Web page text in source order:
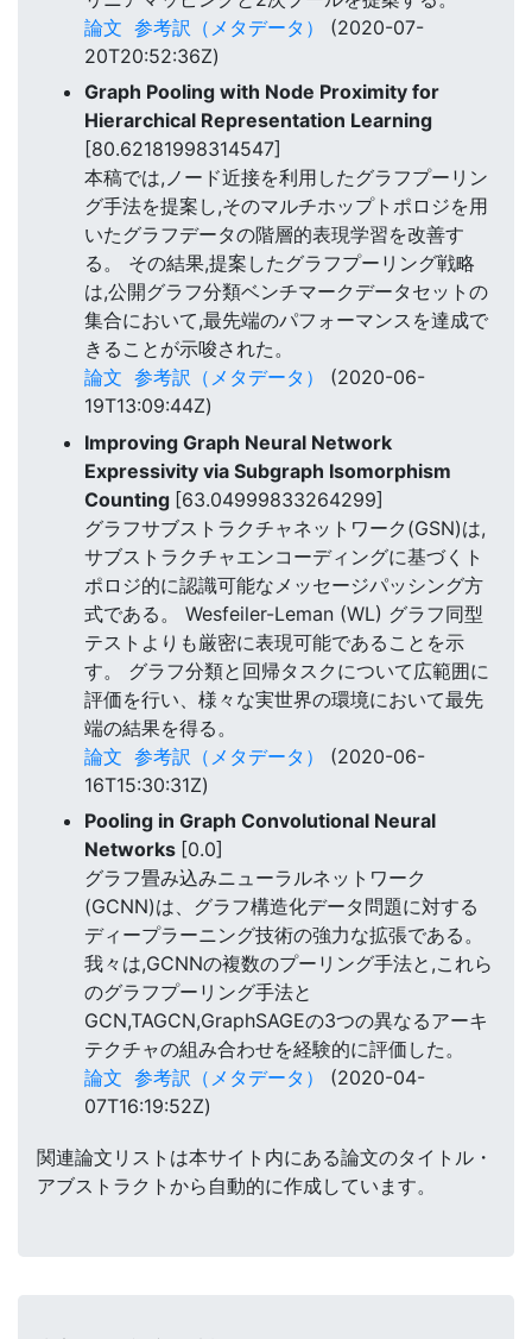
論文 参考訳（メタデータ）
(2020-07-
20T20:52:36Z)
Graph Pooling with Node Proximity for
Hierarchical Representation Learning
[80.62181998314547]
本稿では,ノード近接を利用したグラフプーリン
グ手法を提案し,そのマルチホップトポロジを用
いたグラフデータの階層的表現学習を改善す
る。 その結果,提案したグラフプーリング戦略
は,公開グラフ分類ベンチマークデータセットの
集合において,最先端のパフォーマンスを達成で
きることが示唆された。
論文 参考訳（メタデータ）
(2020-06-
19T13:09:44Z)
Improving Graph Neural Network
Expressivity via Subgraph Isomorphism
Counting [63.04999833264299]
グラフサブストラクチャネットワーク(GSN)は,
サブストラクチャエンコーディングに基づくト
ポロジ的に認識可能なメッセージパッシング方
式である。 Wesfeiler-Leman (WL) グラフ同型
テストよりも厳密に表現可能であることを示
す。 グラフ分類と回帰タスクについて広範囲に
評価を行い、様々な実世界の環境において最先
端の結果を得る。
論文 参考訳（メタデータ）
(2020-06-
16T15:30:31Z)
Pooling in Graph Convolutional Neural
Networks [0.0]
グラフ畳み込みニューラルネットワーク
(GCNN)は、グラフ構造化データ問題に対する
ディープラーニング技術の強力な拡張である。
我々は,GCNNの複数のプーリング手法と,これら
のグラフプーリング手法と
GCN,TAGCN,GraphSAGEの3つの異なるアーキ
テクチャの組み合わせを経験的に評価した。
論文 参考訳（メタデータ）
(2020-04-
07T16:19:52Z)
関連論文リストは本サイト内にある論文のタイトル・
アブストラクトから自動的に作成しています。